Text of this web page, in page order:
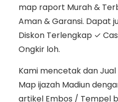
map raport Murah &
Aman & Garansi. Dapat
Diskon Terlengkap ✓
Ongkir loh.
Kami mencetak dan
Map ijazah Madiun
artikel Embos / Tempel